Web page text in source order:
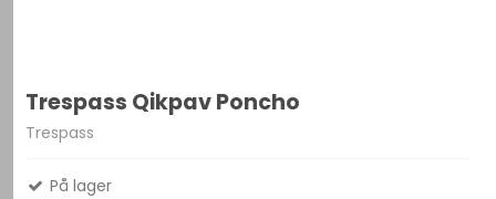
Trespass Qikpav Poncho
Trespass
På lager